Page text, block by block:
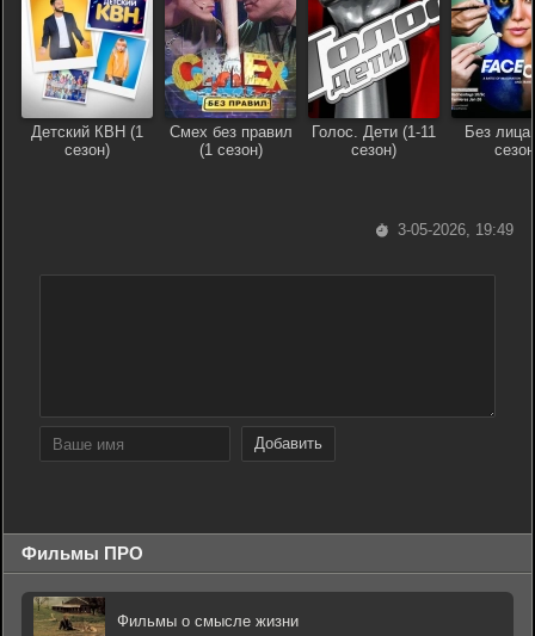
Детский КВН (1
сезон)
Смех без правил
(1 сезон)
Голос. Дети (1-11
сезон)
Без лица
3-05-2026, 19:49
Добавить
Фильмы ПРО
Фильмы о смысле жизни